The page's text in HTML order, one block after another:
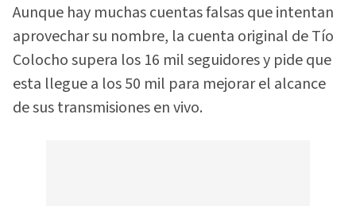
Aunque hay muchas cuentas falsas que intentan
aprovechar su nombre, la cuenta original de Tío
Colocho supera los 16 mil seguidores y pide que
esta llegue a los 50 mil para mejorar el alcance
de sus transmisiones en vivo.